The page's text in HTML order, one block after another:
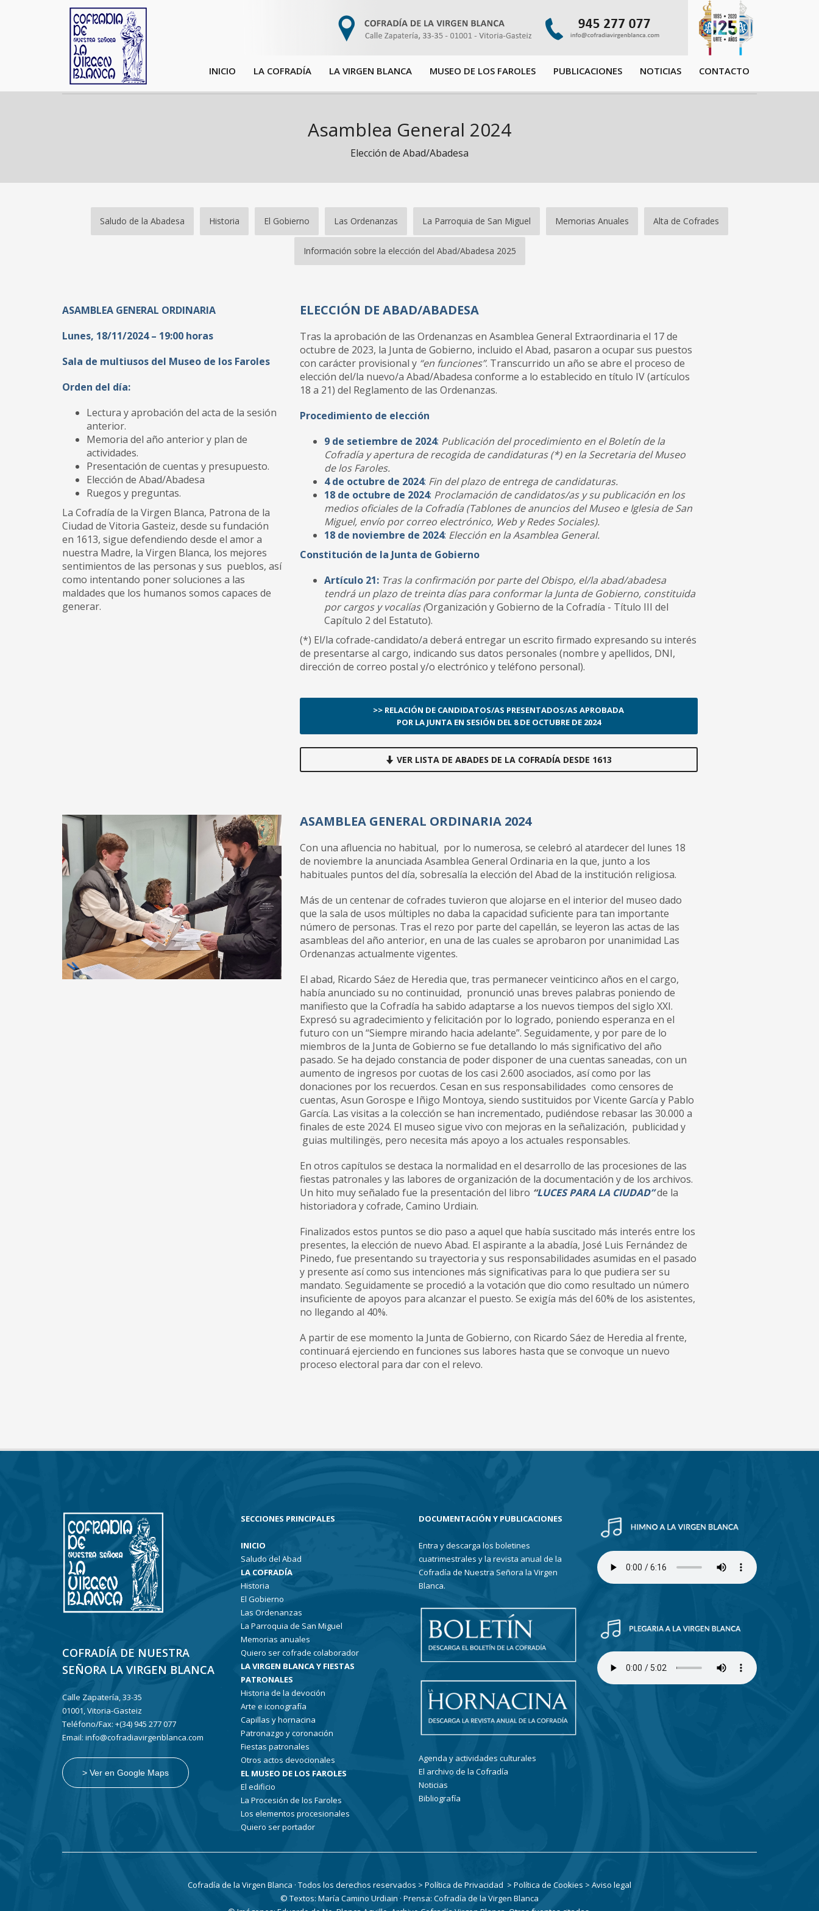
INICIO LA COFRADÍA LA VIRGEN BLANCA MUSEO DE LOS FAROLES PUBLICACIONES NOTICIAS CONTACTO
Asamblea General 2024
Elección de Abad/Abadesa
Saludo de la Abadesa Historia El Gobierno Las Ordenanzas La Parroquia de San Miguel Memorias Anuales Alta de Cofrades
Información sobre la elección del Abad/Abadesa 2025
ASAMBLEA GENERAL ORDINARIA
Lunes, 18/11/2024 – 19:00 horas
Sala de multiusos del Museo de los Faroles
Orden del día:
Lectura y aprobación del acta de la sesión
anterior.
Memoria del año anterior y plan de
actividades.
Presentación de cuentas y presupuesto.
Elección de Abad/Abadesa
Ruegos y preguntas.
La Cofradía de la Virgen Blanca, Patrona de la
Ciudad de Vitoria Gasteiz, desde su fundación
en 1613, sigue defendiendo desde el amor a
nuestra Madre, la Virgen Blanca, los mejores
sentimientos de las personas y sus pueblos, así
como intentando poner soluciones a las
maldades que los humanos somos capaces de
generar.
ELECCIÓN DE ABAD/ABADESA
Tras la aprobación de las Ordenanzas en Asamblea General Extraordinaria el 17 de
octubre de 2023, la Junta de Gobierno, incluido el Abad, pasaron a ocupar sus puestos
con carácter provisional y “en funciones”. Transcurrido un año se abre el proceso de
elección del/la nuevo/a Abad/Abadesa conforme a lo establecido en título IV (artículos
18 a 21) del Reglamento de las Ordenanzas.
Procedimiento de elección
9 de setiembre de 2024: Publicación del procedimiento en el Boletín de la
Cofradía y apertura de recogida de candidaturas (*) en la Secretaria del Museo
de los Faroles.
4 de octubre de 2024: Fin del plazo de entrega de candidaturas.
18 de octubre de 2024: Proclamación de candidatos/as y su publicación en los
medios oficiales de la Cofradía (Tablones de anuncios del Museo e Iglesia de San
Miguel, envío por correo electrónico, Web y Redes Sociales).
18 de noviembre de 2024: Elección en la Asamblea General.
Constitución de la Junta de Gobierno
Artículo 21: Tras la confirmación por parte del Obispo, el/la abad/abadesa
tendrá un plazo de treinta días para conformar la Junta de Gobierno, constituida
por cargos y vocalías (Organización y Gobierno de la Cofradía - Título III del
Capítulo 2 del Estatuto).
(*) El/la cofrade-candidato/a deberá entregar un escrito firmado expresando su interés
de presentarse al cargo, indicando sus datos personales (nombre y apellidos, DNI,
dirección de correo postal y/o electrónico y teléfono personal).
>> RELACIÓN DE CANDIDATOS/AS PRESENTADOS/AS APROBADA
POR LA JUNTA EN SESIÓN DEL 8 DE OCTUBRE DE 2024
VER LISTA DE ABADES DE LA COFRADÍA DESDE 1613
ASAMBLEA GENERAL ORDINARIA 2024
Con una afluencia no habitual, por lo numerosa, se celebró al atardecer del lunes 18
de noviembre la anunciada Asamblea General Ordinaria en la que, junto a los
habituales puntos del día, sobresalía la elección del Abad de la institución religiosa.
Más de un centenar de cofrades tuvieron que alojarse en el interior del museo dado
que la sala de usos múltiples no daba la capacidad suficiente para tan importante
número de personas. Tras el rezo por parte del capellán, se leyeron las actas de las
asambleas del año anterior, en una de las cuales se aprobaron por unanimidad Las
Ordenanzas actualmente vigentes.
El abad, Ricardo Sáez de Heredia que, tras permanecer veinticinco años en el cargo,
había anunciado su no continuidad, pronunció unas breves palabras poniendo de
manifiesto que la Cofradía ha sabido adaptarse a los nuevos tiempos del siglo XXI.
Expresó su agradecimiento y felicitación por lo logrado, poniendo esperanza en el
futuro con un “Siempre mirando hacia adelante”. Seguidamente, y por pare de lo
miembros de la Junta de Gobierno se fue detallando lo más significativo del año
pasado. Se ha dejado constancia de poder disponer de una cuentas saneadas, con un
aumento de ingresos por cuotas de los casi 2.600 asociados, así como por las
donaciones por los recuerdos. Cesan en sus responsabilidades como censores de
cuentas, Asun Gorospe e Iñigo Montoya, siendo sustituidos por Vicente García y Pablo
García. Las visitas a la colección se han incrementado, pudiéndose rebasar las 30.000 a
finales de este 2024. El museo sigue vivo con mejoras en la señalización, publicidad y
guias multilingës, pero necesita más apoyo a los actuales responsables.
En otros capítulos se destaca la normalidad en el desarrollo de las procesiones de las
fiestas patronales y las labores de organización de la documentación y de los archivos.
Un hito muy señalado fue la presentación del libro “LUCES PARA LA CIUDAD”de la
historiadora y cofrade, Camino Urdiain.
Finalizados estos puntos se dio paso a aquel que había suscitado más interés entre los
presentes, la elección de nuevo Abad. El aspirante a la abadía, José Luis Fernández de
Pinedo, fue presentando su trayectoria y sus responsabilidades asumidas en el pasado
y presente así como sus intenciones más significativas para lo que pudiera ser su
mandato. Seguidamente se procedió a la votación que dio como resultado un número
insuficiente de apoyos para alcanzar el puesto. Se exigía más del 60% de los asistentes,
no llegando al 40%.
A partir de ese momento la Junta de Gobierno, con Ricardo Sáez de Heredia al frente,
continuará ejerciendo en funciones sus labores hasta que se convoque un nuevo
proceso electoral para dar con el relevo.
COFRADÍA DE NUESTRA
SEÑORA LA VIRGEN BLANCA
Calle Zapatería, 33-35
01001, Vitoria-Gasteiz
Teléfono/Fax: +(34) 945 277 077
Email: info@cofradiavirgenblanca.com
> Ver en Google Maps
SECCIONES PRINCIPALES
INICIO
Saludo del Abad
LA COFRADÍA
Historia
El Gobierno
Las Ordenanzas
La Parroquia de San Miguel
Memorias anuales
Quiero ser cofrade colaborador
LA VIRGEN BLANCA Y FIESTAS
PATRONALES
Historia de la devoción
Arte e iconografía
Capillas y hornacina
Patronazgo y coronación
Fiestas patronales
Otros actos devocionales
EL MUSEO DE LOS FAROLES
El edificio
La Procesión de los Faroles
Los elementos procesionales
Quiero ser portador
DOCUMENTACIÓN Y PUBLICACIONES
Entra y descarga los boletines
cuatrimestrales y la revista anual de la
Cofradía de Nuestra Señora la Virgen
Blanca.
Agenda y actividades culturales
El archivo de la Cofradía
Noticias
Bibliografía
Cofradía de la Virgen Blanca · Todos los derechos reservados > Política de Privacidad > Política de Cookies > Aviso legal
© Textos: María Camino Urdiain · Prensa: Cofradía de la Virgen Blanca